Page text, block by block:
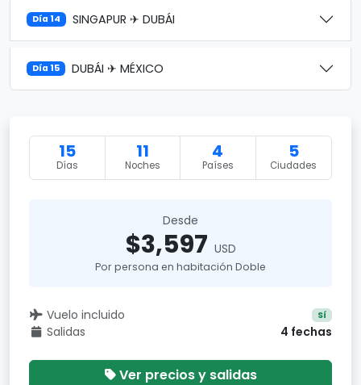
Día 14 SINGAPUR ✈ DUBÁI
Día 15 DUBÁI ✈ MÉXICO
15
Días
11
Noches
4
Países
5
Ciudades
Desde
$3,597 USD
Por persona en habitación Doble
Vuelo incluido Sí
Salidas 4 fechas
Ver precios y salidas